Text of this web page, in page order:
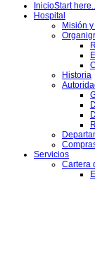
Intranet
Quipux
InicioStart
Hospital
Misión
Historia
Servicios
Cartera